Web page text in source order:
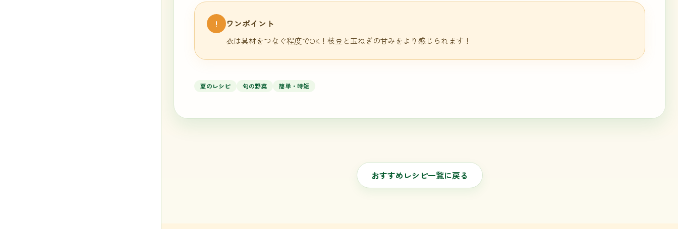
! ワンポイント
衣は具材をつなぐ程度でOK！枝豆と玉ねぎの甘みをより感じられます！
夏のレシピ 旬の野菜 簡単・時短
おすすめレシピ一覧に戻る